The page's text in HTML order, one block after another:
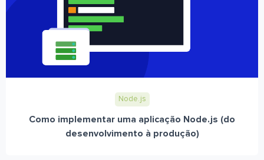
Node.js
Como implementar uma aplicação Node.js (do
desenvolvimento à produção)